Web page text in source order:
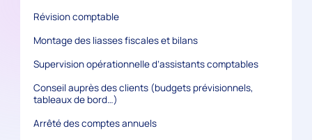
Révision comptable
Montage des liasses fiscales et bilans
Supervision opérationnelle d’assistants comptables
Conseil auprès des clients (budgets prévisionnels,
tableaux de bord…)
Arrêté des comptes annuels